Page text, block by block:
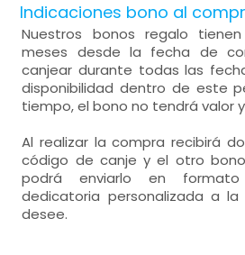
Indicaciones bono al
Nuestros bonos regalo
meses desde la fecha de
canjear durante todas las
disponibilidad dentro de este
tiempo, el bono no tendrá valor
Al realizar la compra recibirá
código de canje y el otro
podrá enviarlo en
dedicatoria personalizada a
desee.